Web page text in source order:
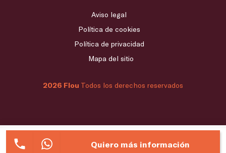
2026 Flou Todos los derechos reservados
Aviso legal
Política de cookies
Política de privacidad
Mapa del sitio
Quiero más información